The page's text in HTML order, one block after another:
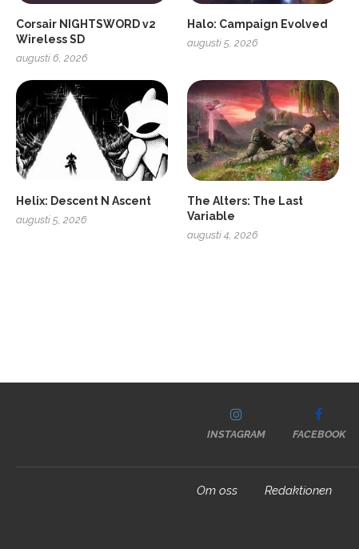
Corsair NIGHTSWORD v2
Wireless SD
augusti 6, 2026
Halo: Campaign Evolved
augusti 5, 2026
Helix: Descent N Ascent
augusti 5, 2026
The Alters: The Last
Variable
augusti 4, 2026
INSTAGRAM FACEBOOK
Om oss Redaktionen